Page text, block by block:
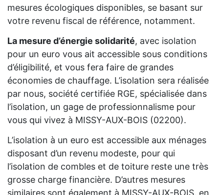
mesures écologiques disponibles, se basant sur
votre revenu fiscal de référence, notamment.
La mesure d’énergie solidarité, avec isolation
pour un euro vous ait accessible sous conditions
d’éligibilité, et vous fera faire de grandes
économies de chauffage. L’isolation sera réalisée
par nous, société certifiée RGE, spécialisée dans
l’isolation, un gage de professionnalisme pour
vous qui vivez à MISSY-AUX-BOIS (02200).
L’isolation à un euro est accessible aux ménages
disposant d’un revenu modeste, pour qui
l’isolation de combles et de toiture reste une très
grosse charge financière. D’autres mesures
similaires sont également à MISSY-AUX-BOIS, en